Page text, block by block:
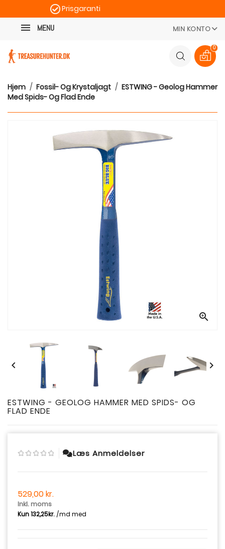
Prisgaranti
MENU MIN KONTO
0
Hjem Fossil- Og Krystaljagt
ESTWING - Geolog Hammer
Med Spids- Og Flad Ende

 
ESTWING - GEOLOG HAMMER MED SPIDS- OG
FLAD ENDE
Læs Anmeldelser
529,00 kr.
Inkl. moms